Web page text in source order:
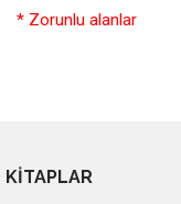
* Zorunlu alanlar
KİTAPLAR